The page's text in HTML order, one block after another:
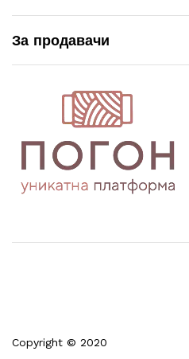
За продавачи
Copyright © 2020